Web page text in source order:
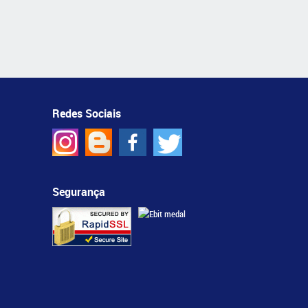
Redes Sociais
Segurança